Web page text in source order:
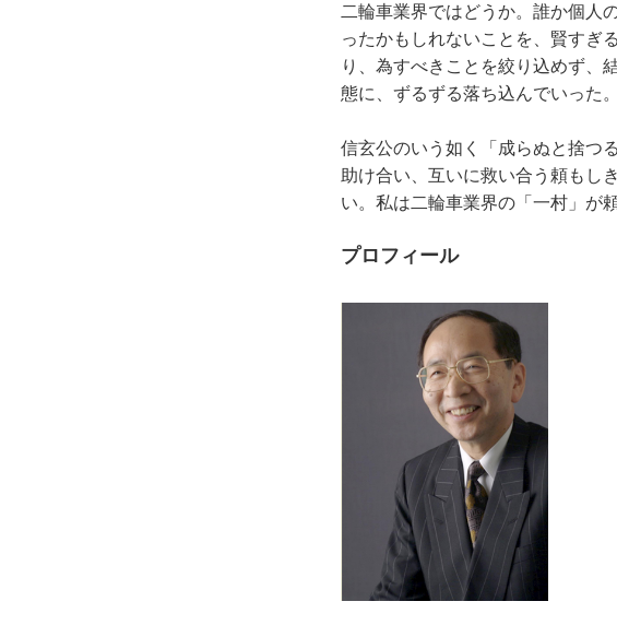
二輪車業界ではどうか。誰か個人
ったかもしれないことを、賢すぎ
り、為すべきことを絞り込めず、
態に、ずるずる落ち込んでいった
信玄公のいう如く「成らぬと捨つ
助け合い、互いに救い合う頼もし
い。私は二輪車業界の「一村」が
プロフィール